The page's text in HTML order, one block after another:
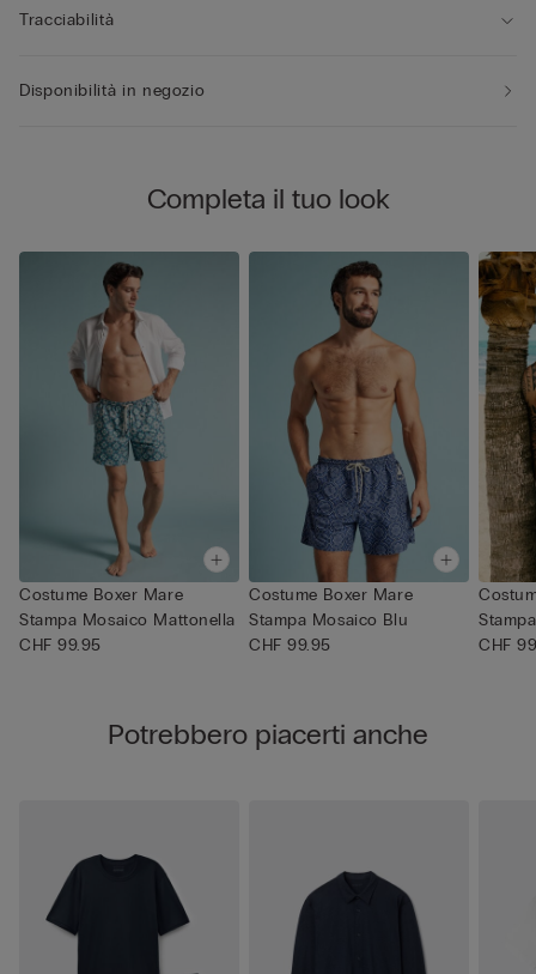
Tracciabilità
Disponibilità in negozio
Completa il tuo look
Costume Boxer Mare
Stampa Mosaico Mattonella
CHF 99.95
Costume Boxer Mare
Stampa Mosaico Blu
CHF 99.95
CHF
Potrebbero piacerti anche